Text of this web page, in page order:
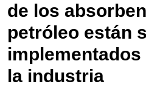
de los
petróleo están
la industria